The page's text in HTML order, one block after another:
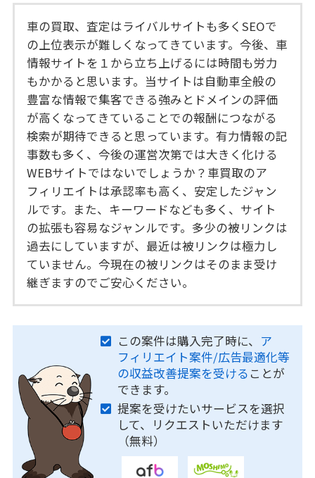
車の買取、査定はライバルサイトも多くSEOで
の上位表示が難しくなってきています。今後、車
情報サイトを１から立ち上げるには時間も労力
もかかると思います。当サイトは自動車全般の
豊富な情報で集客できる強みとドメインの評価
が高くなってきていることでの報酬につながる
検索が期待できると思っています。有力情報の記
事数も多く、今後の運営次第では大きく化ける
WEBサイトではないでしょうか？車買取のア
フィリエイトは承認率も高く、安定したジャン
ルです。また、キーワードなども多く、サイト
の拡張も容易なジャンルです。多少の被リンクは
過去にしていますが、最近は被リンクは極力し
ていません。今現在の被リンクはそのまま受け
継ぎますのでご安心ください。
この案件は購入完了時に、 ア
フィリエイト案件/広告最適化等
の収益改善提案を受ける ことが
できます。
提案を受けたいサービスを選択
して、リクエストいただけます
（無料）